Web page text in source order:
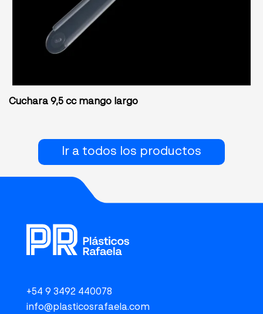
Cuchara 9,5 cc mango largo
Ir a todos los productos
+54 9 3492 440078
info@plasticosrafaela.com